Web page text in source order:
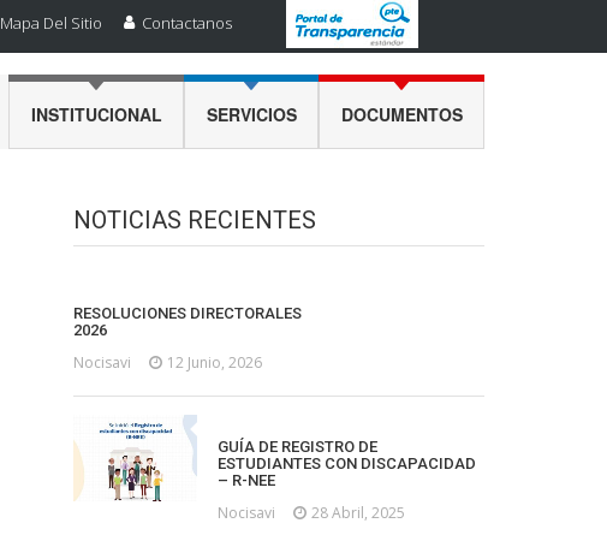
Mapa Del Sitio Contactanos
INSTITUCIONAL SERVICIOS DOCUMENTOS
NOTICIAS RECIENTES
RESOLUCIONES DIRECTORALES
2026
Nocisavi 12 Junio, 2026
GUÍA DE REGISTRO DE
ESTUDIANTES CON DISCAPACIDAD
– R-NEE
Nocisavi 28 Abril, 2025